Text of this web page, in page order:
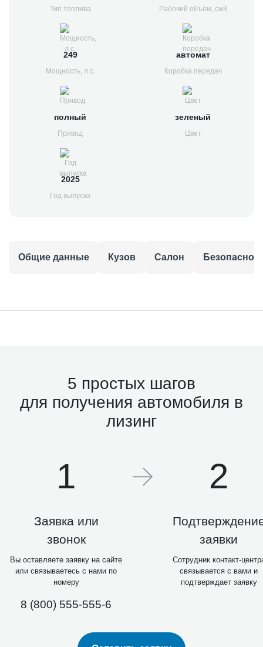
Тип топлива Рабочий объём, см3
249
Мощность, л.с.
автомат
Коробка передач
полный
Привод
зеленый
Цвет
2025
Год выпуска
Общие данные Кузов Салон
5 простых шагов
для получения автомобиля в
лизинг
1
Заявка или
звонок
Вы оставляете заявку на сайте
или связываетесь с нами по
номеру
8 (800) 555-555-6
2
заявки
Сотрудник контакт-
связывается с вами и
подтверждает заявку